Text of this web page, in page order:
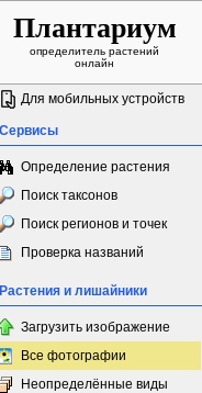
Плантариум
определитель растений
онлайн
Для мобильных устройств
Сервисы
Определение растения
Поиск таксонов
Поиск регионов и точек
Проверка названий
Растения и лишайники
Загрузить изображение
Все фотографии
Неопределённые виды